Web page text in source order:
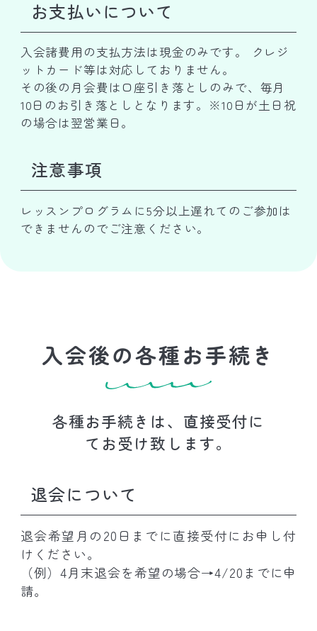
お支払いについて
入会諸費用の支払方法は現金のみです。 クレジ
ットカード等は対応しておりません。
その後の月会費は口座引き落としのみで、毎月
10日のお引き落としとなります。※10日が土日祝
の場合は翌営業日。
注意事項
レッスンプログラムに5分以上遅れてのご参加は
できませんのでご注意ください。
入会後の各種お手続き
各種お手続きは、直接受付に
てお受け致します。
退会について
退会希望月の20日までに直接受付にお申し付
けください。
（例）4月末退会を希望の場合→4/20までに申
請。